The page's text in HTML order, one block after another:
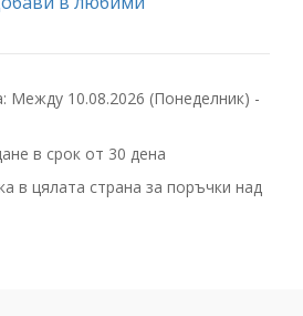
Между 10.08.2026 (Понеделник) -
в срок от 30 дена
в цялата страна за поръчки над